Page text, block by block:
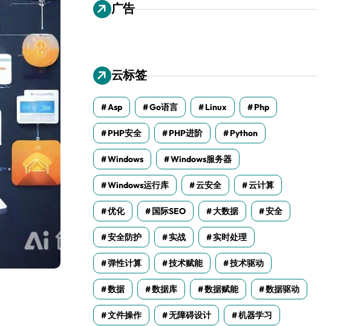
广告
云标签
Asp Go语言 Linux Php
PHP安全 PHP进阶 Python
Windows Windows服务器
Windows运行库 云安全 云计算
优化 国际SEO 大数据 安全
安全防护 实战 实时处理
弹性计算 技术赋能 技术驱动
数据 数据库 数据赋能 数据驱动
文件操作 无障碍设计 机器学习